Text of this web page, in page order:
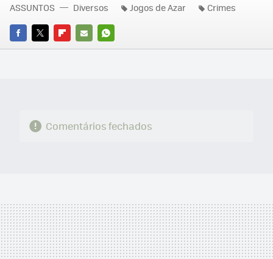
FACEBOOK
TWITTERFLIPBOARD
E-
WHATSAPP
ASSUNTOS Diversos Jogos de Azar Crimes
Comentários fechados